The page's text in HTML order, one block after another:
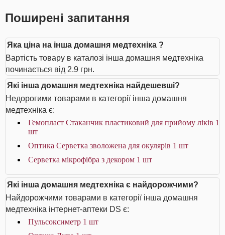
Поширені запитання
Яка ціна на інша домашня медтехніка ?
Вартість товару в каталозі інша домашня медтехніка
починається від 2.9 грн.
Які інша домашня медтехніка найдешевші?
Недорогими товарами в категорії інша домашня
медтехніка є:
Гемопласт Стаканчик пластиковий для прийому ліків 1
шт
Оптика Серветка зволожена для окулярів 1 шт
Серветка мікрофібра з декором 1 шт
Які інша домашня медтехніка є найдорожчими?
Найдорожчими товарами в категорії інша домашня
медтехніка інтернет-аптеки DS є:
Пульсоксиметр 1 шт